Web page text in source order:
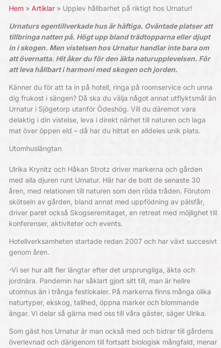
Hem
Artiklar Upplev hållbarhet på riktigt hos Urnatur!
Urnaturs egentillverkade hus är häftiga. Oväntade platser att
tillbringa natten på. Högt upp bland trädtopparna eller djupt
in i skogen. Men vistelsen hos Urnatur handlar inte bara om
att övernatta. Hit åker du för den äkta naturupplevelsen. För
att leva hållbart i harmoni med skogen och jorden.
Känner du för att ta in på hotell, ringa på roomservice och unna
dig frukost i sängen? Då ska du välja något annat utflyktsmål än
Urnatur i Sjögetorp utanför Ödeshög. Vill du däremot vara
delaktig i din vistelse, leva i direkt närhet till naturen och laga
mat över öppen eld – då har du hittat en alldeles unik plats.
Utomhuslängtan
Ulrika Krynitz och Håkan Strotz driver markerna och gården
med alla djuren runt Urnatur. Här har de bott de senaste 30
åren, med relationen till naturen som den röda tråden. Förutom
skötseln av gården, bland annat med uppfödning av pälsfår,
driver paret också Skogseremitaget, en retreat med möjlighet till
konferenser, aktiviteter och events.
Hotellverksamheten startade redan 2007 och har växt succesivt
genom åren.
-Vi ser hur allt fler längtar efter det ursprungliga, äkta och
jordnära. Pandemin har såklart gjort sitt till, man är hellre
utomhus än i trånga festlokaler. På markerna finns många olika
naturtyper, ekskog, tallhed, öppna marker och blommande
ängar. Vi delar så gärna med oss till våra gäster, säger Ulrika.
Som gäst hos Urnatur är man också med och bidrar till gårdens
överlevnad och därigenom till fortsatt biologisk mångfald, menar